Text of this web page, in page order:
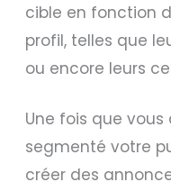
cible en fonction
profil, telles que
ou encore leurs
Une fois que
segmenté votre
créer des